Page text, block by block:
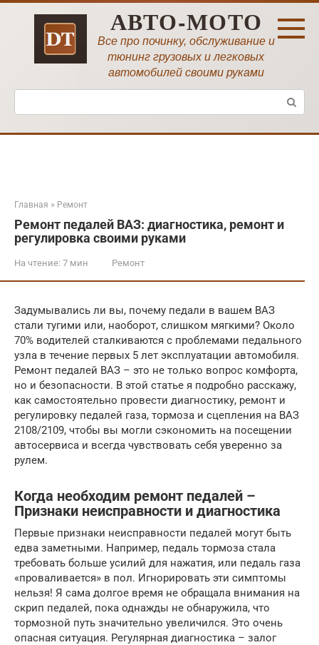
Перейти
АВТО-МОТО
Все про починку, обслуживание и
тюнинг грузовых и легковых
автомобилей своими руками
Поиск:
Главная » Ремонт
Ремонт педалей ВАЗ: диагностика, ремонт и
регулировка своими руками
На чтение: 7 мин Ремонт
Задумывались ли вы, почему педали в вашем ВАЗ
стали тугими или, наоборот, слишком мягкими? Около
70% водителей сталкиваются с проблемами педального
узла в течение первых 5 лет эксплуатации автомобиля.
Ремонт педалей ВАЗ – это не только вопрос комфорта,
но и безопасности. В этой статье я подробно расскажу,
как самостоятельно провести диагностику, ремонт и
регулировку педалей газа, тормоза и сцепления на ВАЗ
2108/2109, чтобы вы могли сэкономить на посещении
автосервиса и всегда чувствовать себя уверенно за
рулем.
Когда необходим ремонт педалей –
Признаки неисправности и диагностика
Первые признаки неисправности педалей могут быть
едва заметными. Например, педаль тормоза стала
требовать больше усилий для нажатия, или педаль газа
«проваливается» в пол. Игнорировать эти симптомы
нельзя! Я сама долгое время не обращала внимания на
скрип педалей, пока однажды не обнаружила, что
тормозной путь значительно увеличился. Это очень
опасная ситуация. Регулярная диагностика – залог